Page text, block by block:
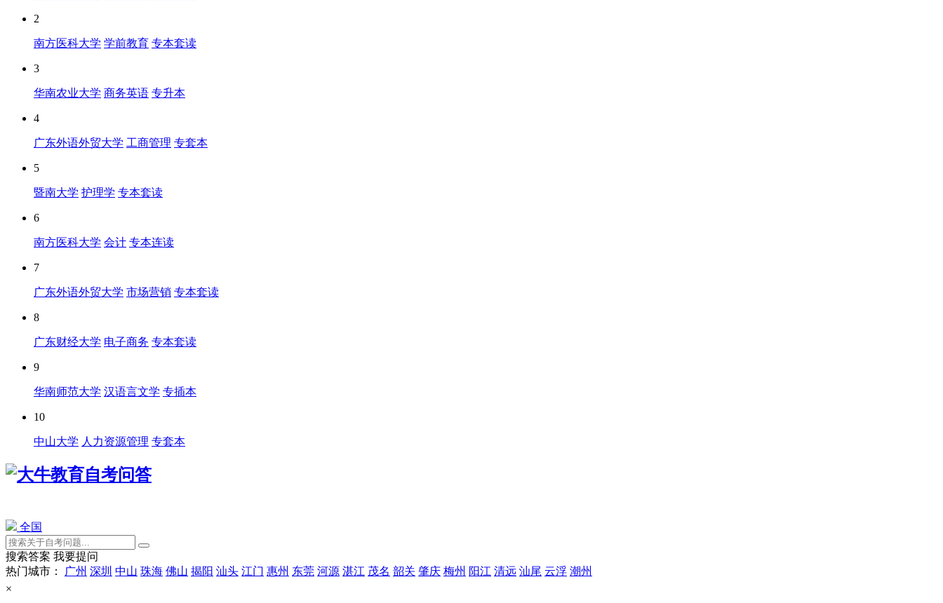
2
南方医科大学 学前教育 专本套读
3
华南农业大学 商务英语 专升本
4
广东外语外贸大学 工商管理 专套本
5
暨南大学 护理学 专本套读
6
南方医科大学 会计 专本连读
7
广东外语外贸大学 市场营销 专本套读
8
广东财经大学 电子商务 专本套读
9
华南师范大学 汉语言文学 专插本
10
中山大学 人力资源管理 专套本
全国
搜索答案 我要提问
热门城市：
广州 深圳 中山 珠海 佛山 揭阳 汕头 江门 惠州 东莞 河源 湛江 茂名 韶关 肇庆 梅州 阳江 清远 汕尾 云浮 潮州
×